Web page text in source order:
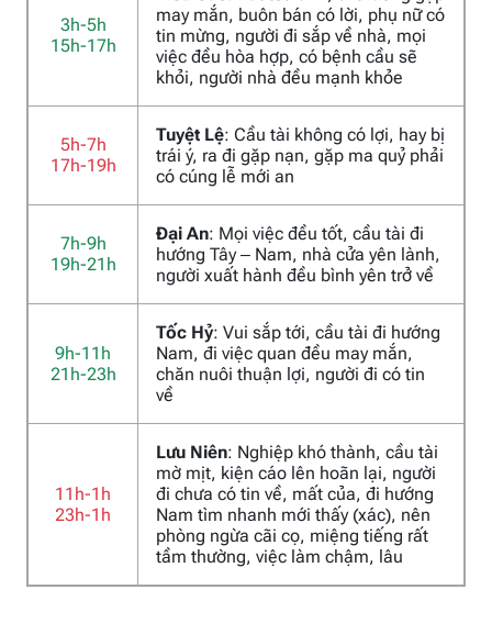
3h-5h
15h-17h
may mắn, buôn bán có lời, phụ nữ có
tin mừng, người đi sắp về nhà, mọi
việc đều hòa hợp, có bệnh cầu sẽ
khỏi, người nhà đều mạnh khỏe
5h-7h
17h-19h
Tuyệt Lệ: Cầu tài không có lợi, hay bị
trái ý, ra đi gặp nạn, gặp ma quỷ phải
có cúng lễ mới an
7h-9h
19h-21h
Đại An: Mọi việc đều tốt, cầu tài đi
hướng Tây – Nam, nhà cửa yên lành,
người xuất hành đều bình yên trở về
9h-11h
21h-23h
Tốc Hỷ: Vui sắp tới, cầu tài đi hướng
Nam, đi việc quan đều may mắn,
chăn nuôi thuận lợi, người đi có tin
về
11h-1h
23h-1h
Lưu Niên: Nghiệp khó thành, cầu tài
mờ mịt, kiện cáo lên hoãn lại, người
đi chưa có tin về, mất của, đi hướng
Nam tìm nhanh mới thấy (xác), nên
phòng ngừa cãi cọ, miệng tiếng rất
tầm thường, việc làm chậm, lâu